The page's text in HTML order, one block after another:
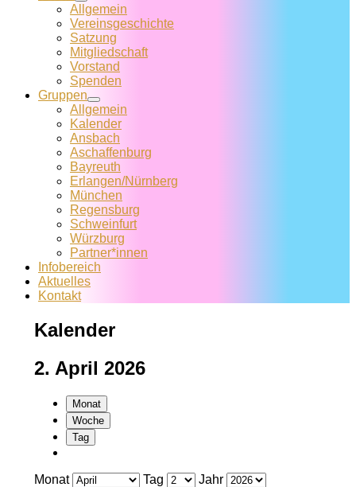
Allgemein
Vereins­geschichte
Satzung
Mitglied­schaft
Vorstand
Spenden
Gruppen
Allgemein
Kalender
Ansbach
Aschaffenburg
Bayreuth
Erlangen/Nürnberg
München
Regensburg
Schweinfurt
Würzburg
Partner*innen
Infobereich
Aktuelles
Kontakt
Kalender
2. April 2026
Monat
Woche
Tag
Monat Tag Jahr